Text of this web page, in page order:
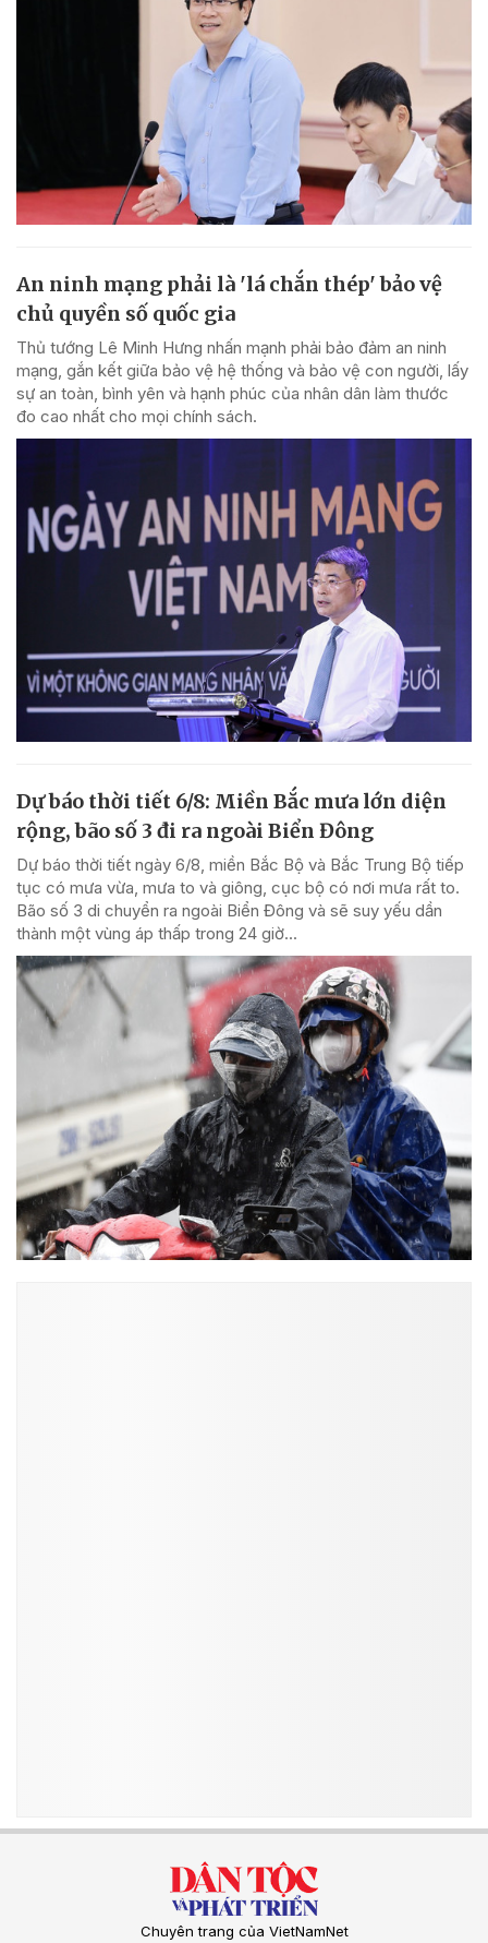
An ninh mạng phải là 'lá chắn thép' bảo vệ
chủ quyền số quốc gia
Thủ tướng Lê Minh Hưng nhấn mạnh phải bảo đảm an ninh
mạng, gắn kết giữa bảo vệ hệ thống và bảo vệ con người, lấy
sự an toàn, bình yên và hạnh phúc của nhân dân làm thước
đo cao nhất cho mọi chính sách.
Dự báo thời tiết 6/8: Miền Bắc mưa lớn diện
rộng, bão số 3 đi ra ngoài Biển Đông
Dự báo thời tiết ngày 6/8, miền Bắc Bộ và Bắc Trung Bộ tiếp
tục có mưa vừa, mưa to và giông, cục bộ có nơi mưa rất to.
Bão số 3 di chuyển ra ngoài Biển Đông và sẽ suy yếu dần
thành một vùng áp thấp trong 24 giờ...
Chuyên trang của VietNamNet